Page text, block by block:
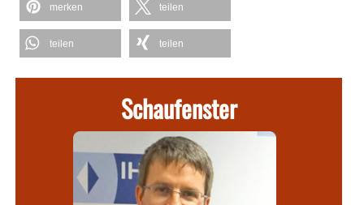
merken teilen
teilen teilen
Schaufenster